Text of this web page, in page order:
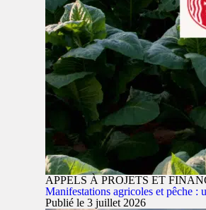
APPELS À PROJETS ET
Manifestations agricoles et pêche
Publié le 3 juillet 2026